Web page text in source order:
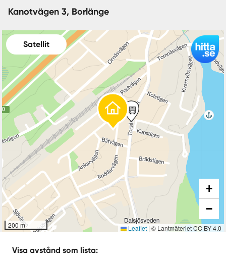
Kanotvägen 3, Borlänge
Satellit
200 m
+
−
Leaflet | © Lantmäteriet CC BY 4.0
Visa avstånd som lista: